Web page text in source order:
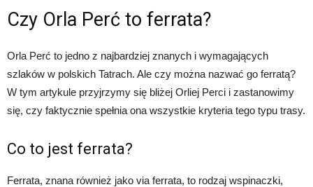
Czy Orla Perć to ferrata?
Orla Perć to jedno z najbardziej znanych i wymagających
szlaków w polskich Tatrach. Ale czy można nazwać go ferratą?
W tym artykule przyjrzymy się bliżej Orliej Perci i zastanowimy
się, czy faktycznie spełnia ona wszystkie kryteria tego typu trasy.
Co to jest ferrata?
Ferrata, znana również jako via ferrata, to rodzaj wspinaczki,